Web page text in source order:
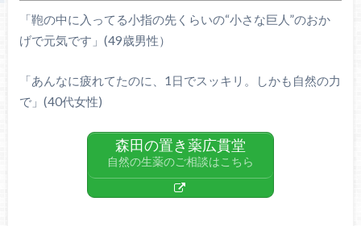
「鞄の中に入ってる小指の先くらいの“小さな巨人”のおか
げで元気です」(49歳男性）
「あんなに疲れてたのに、1日でスッキリ。しかも自然の力
で」(40代女性)
森田の置き薬広貫堂
自然の生薬のご相談はこちら